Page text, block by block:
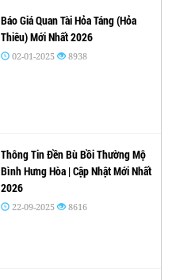
Báo Giá Quan Tài Hỏa Táng (Hỏa
Thiêu) Mới Nhất 2026
02-01-2025 8938
Thông Tin Đền Bù Bồi Thường Mộ
Bình Hưng Hòa | Cập Nhật Mới Nhất
2026
22-09-2025 8616